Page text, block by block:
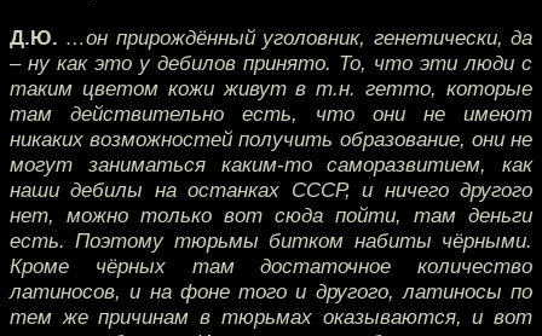
Д.Ю. …он прирождённый уголовник, генетически, да
– ну как это у дебилов принято. То, что эти люди с
таким цветом кожи живут в т.н. гетто, которые
там действительно есть, что они не имеют
никаких возможностей получить образование, они не
могут заниматься каким-то саморазвитием, как
наши дебилы на останках СССР, и ничего другого
нет, можно только вот сюда пойти, там деньги
есть. Поэтому тюрьмы битком набиты чёрными.
Кроме чёрных там достаточное количество
латиносов, и на фоне того и другого, латиносы по
тем же причинам в тюрьмах оказываются, и вот